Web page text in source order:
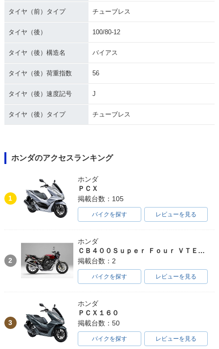
タイヤ（前）タイプ チューブレス
タイヤ（後） 100/80-12
タイヤ（後）構造名 バイアス
タイヤ（後）荷重指数 56
タイヤ（後）速度記号 J
タイヤ（後）タイプ チューブレス
ホンダのアクセスランキング
1
ホンダ
ＰＣＸ
掲載台数：105
バイクを探す レビューを見る
2
ホンダ
ＣＢ４００Ｓｕｐｅｒ Ｆｏｕｒ ＶＴＥＣ ＳＰＥＣ３
掲載台数：2
バイクを探す レビューを見る
3
ホンダ
ＰＣＸ１６０
掲載台数：50
バイクを探す レビューを見る